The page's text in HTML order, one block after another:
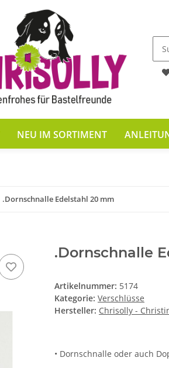
NEU IM SORTIMENT
.Dornschnalle Edelstahl 20 mm
.Dornschnalle
Artikelnummer: 5174
Kategorie: Verschlüsse
Hersteller: Chrisolly -
• Dornschnalle oder auch